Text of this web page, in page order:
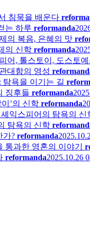
침묵을 배운다
는 하루 reformanda
의 복음, 은혜의 맛
의 신학 reformanda
어, 톨스토이, 도스토예
대함의 영성
탐욕을 이기는 길
징후들 reformanda
’의 신학 reformanda
익스피어의 탐욕의 신
탐욕의 신학
가? reformanda
통과한 영혼의 이야기
reformanda2025.10.26